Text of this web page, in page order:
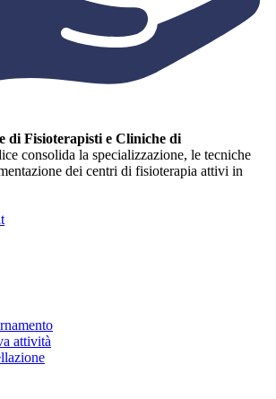
di Fisioterapisti e Cliniche di
consolida la specializzazione, le tecniche
dei centri di fisioterapia attivi in
attività